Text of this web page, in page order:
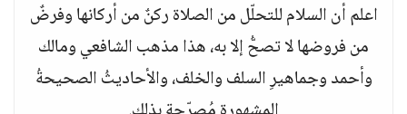
اعلم أن السلام للتحلّل من الصلاة ركنٌ من أركانها وفرضٌ
من فروضها لا تصحُّ إلا به، هذا مذهب الشافعي ومالك
وأحمد وجماهيرِ السلف والخلف، والأحاديثُ الصحيحةُ